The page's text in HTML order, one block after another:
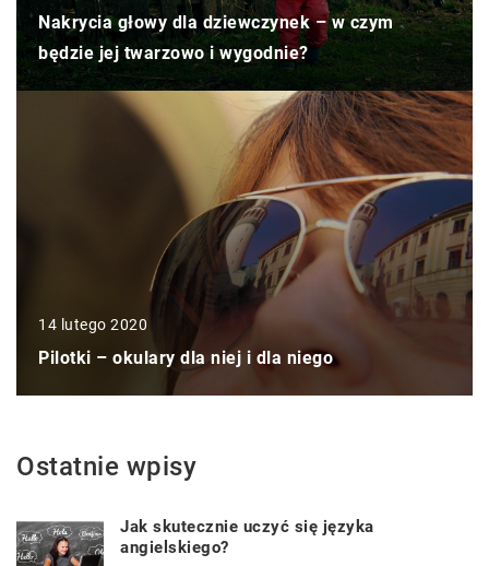
Nakrycia głowy dla dziewczynek – w czym
będzie jej twarzowo i wygodnie?
14 lutego 2020
Pilotki – okulary dla niej i dla niego
Ostatnie wpisy
Jak skutecznie uczyć się języka
angielskiego?